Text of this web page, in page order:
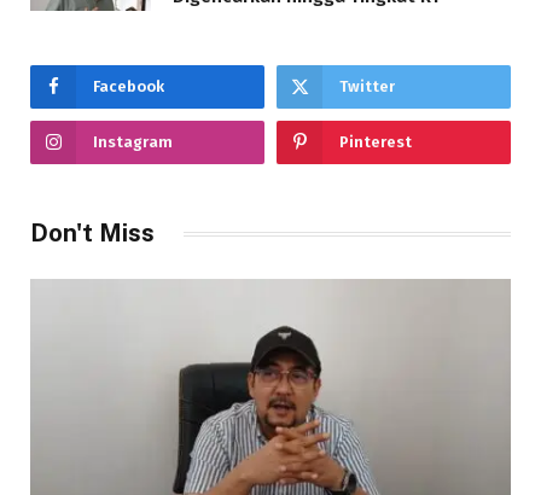
Facebook Twitter
Instagram Pinterest
Don't Miss